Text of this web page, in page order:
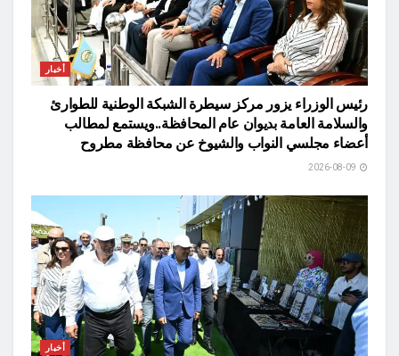
أخبار
رئيس الوزراء يزور مركز سيطرة الشبكة الوطنية للطوارئ
والسلامة العامة بديوان عام المحافظة..ويستمع لمطالب
أعضاء مجلسي النواب والشيوخ عن محافظة مطروح
أخبار